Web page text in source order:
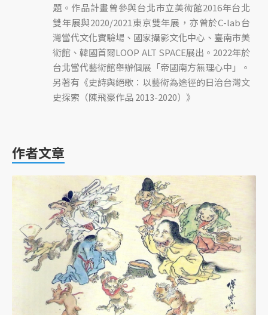
題。作品計畫曾參與台北市立美術館2016年台北
雙年展與2020/2021東京雙年展，亦曾於C-lab台
灣當代文化實驗場、國家攝影文化中心、臺南市美
術館、韓國首爾LOOP ALT SPACE展出。2022年於
台北當代藝術館舉辦個展「帝國南方無理心中」。
另著有《史詩與絕歌：以藝術為途徑的日治台灣文
史探索（陳飛豪作品 2013-2020）》
作者文章